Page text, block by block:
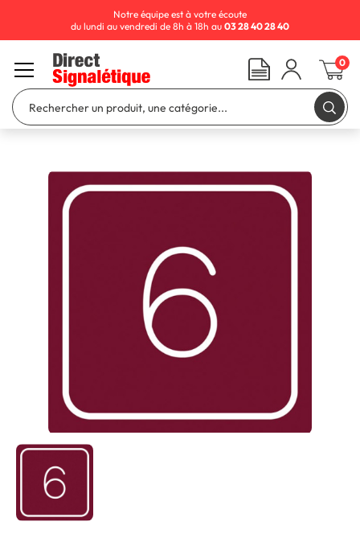
Notre équipe est à votre écoute
du lundi au vendredi de 8h à 18h au 03 28 40 28 40
0